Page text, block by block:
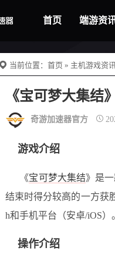
首页 端游资
当前位置： 首页 » 主机游戏资
《宝可梦大集结
奇游加速器官方
游戏介绍
《宝可梦大集结》是
结束时得分较高的一方获
h和手机平台（安卓/iOS）
操作介绍